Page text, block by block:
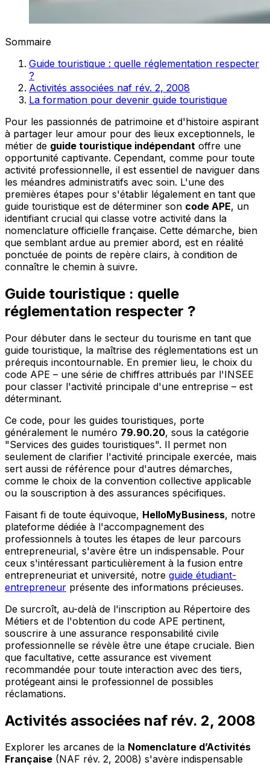
Sommaire
Guide touristique : quelle réglementation respecter
?
Activités associées naf rév. 2, 2008
La formation pour devenir guide touristique
Pour les passionnés de patrimoine et d'histoire aspirant
à partager leur amour pour des lieux exceptionnels, le
métier de guide touristique indépendant offre une
opportunité captivante. Cependant, comme pour toute
activité professionnelle, il est essentiel de naviguer dans
les méandres administratifs avec soin. L'une des
premières étapes pour s'établir légalement en tant que
guide touristique est de déterminer son code APE, un
identifiant crucial qui classe votre activité dans la
nomenclature officielle française. Cette démarche, bien
que semblant ardue au premier abord, est en réalité
ponctuée de points de repère clairs, à condition de
connaître le chemin à suivre.
Guide touristique : quelle
réglementation respecter ?
Pour débuter dans le secteur du tourisme en tant que
guide touristique, la maîtrise des réglementations est un
prérequis incontournable. En premier lieu, le choix du
code APE – une série de chiffres attribués par l'INSEE
pour classer l'activité principale d'une entreprise – est
déterminant.
Ce code, pour les guides touristiques, porte
généralement le numéro 79.90.20, sous la catégorie
"Services des guides touristiques". Il permet non
seulement de clarifier l'activité principale exercée, mais
sert aussi de référence pour d'autres démarches,
comme le choix de la convention collective applicable
ou la souscription à des assurances spécifiques.
Faisant fi de toute équivoque, HelloMyBusiness, notre
plateforme dédiée à l'accompagnement des
professionnels à toutes les étapes de leur parcours
entrepreneurial, s'avère être un indispensable. Pour
ceux s'intéressant particulièrement à la fusion entre
entrepreneuriat et université, notre guide étudiant-
entrepreneur présente des informations précieuses.
De surcroît, au-delà de l'inscription au Répertoire des
Métiers et de l'obtention du code APE pertinent,
souscrire à une assurance responsabilité civile
professionnelle se révèle être une étape cruciale. Bien
que facultative, cette assurance est vivement
recommandée pour toute interaction avec des tiers,
protégeant ainsi le professionnel de possibles
réclamations.
Activités associées naf rév. 2, 2008
Explorer les arcanes de la Nomenclature d’Activités
Française (NAF rév. 2, 2008) s'avère indispensable